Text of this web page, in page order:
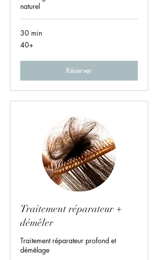
naturel
30 min
40+
40+
Réserver
Traitement réparateur +
démêler
Traitement réparateur profond et
démêlage